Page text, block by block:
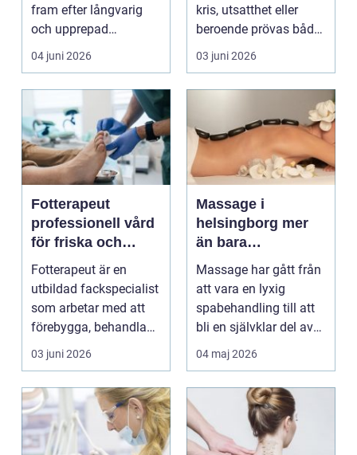
fram efter långvarig
och upprepad
utsatthet, ofta i
relation...
04 juni 2026
kris, utsatthet eller
beroende prövas både
yrkesrollen o...
03 juni 2026
Fotterapeut
professionell vård
för friska och
starkare fötter
Fotterapeut är en
utbildad fackspecialist
som arbetar med att
förebygga, behandla
och lindra problem...
03 juni 2026
Massage i
helsingborg mer
än bara
avkoppling
Massage har gått från
att vara en lyxig
spabehandling till att
bli en självklar del av
mångas vardag...
04 maj 2026